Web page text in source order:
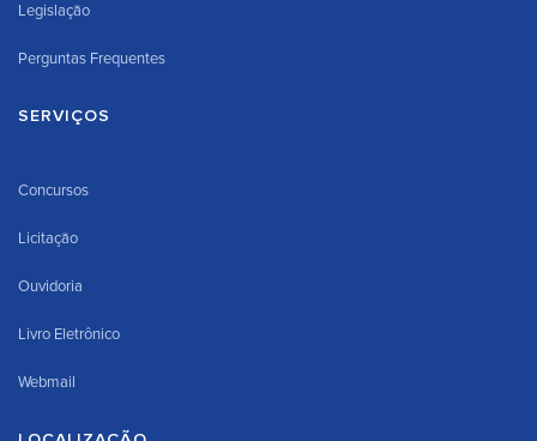
Legislação
Perguntas Frequentes
SERVIÇOS
Concursos
Licitação
Ouvidoria
Livro Eletrônico
Webmail